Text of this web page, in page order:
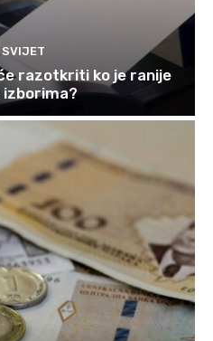
SVIJET
razotkriti ko je ranije
izborima?